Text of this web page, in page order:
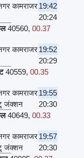
कामराजर19:42
20:24
40560,00.37
कामराजर19:52
20:29
40559,00.35
कामराजर19:55
जंक्शन
20:30
40649,00.33
कामराजर19:57
जंक्शन
20:30